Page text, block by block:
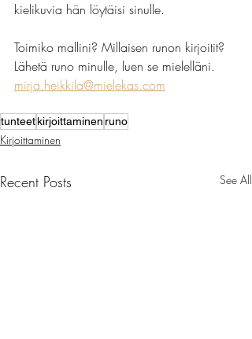
kielikuvia hän löytäisi sinulle.
Toimiko mallini? Millaisen runon kirjoitit?
Lähetä runo minulle, luen se mielelläni.
mirja.heikkila@mielekas.com
tunteetkirjoittaminen runo
Kirjoittaminen
Recent Posts See All